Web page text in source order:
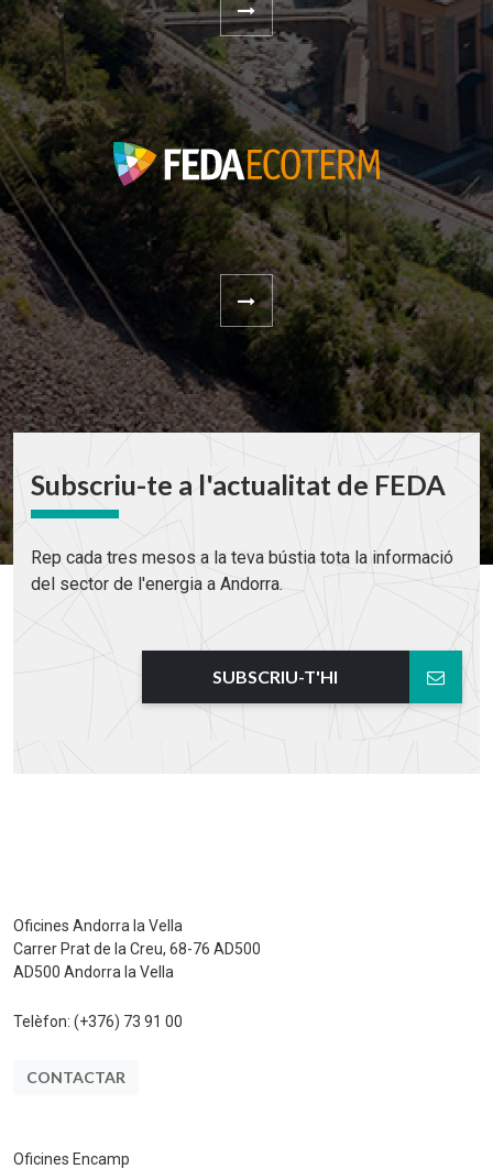
Subscriu-te a l'actualitat de FEDA
Rep cada tres mesos a la teva bústia tota la informació
del sector de l'energia a Andorra.
SUBSCRIU-T'HI
Oficines Andorra la Vella
Carrer Prat de la Creu, 68-76 AD500
AD500 Andorra la Vella
Telèfon: (+376) 73 91 00
CONTACTAR
Oficines Encamp